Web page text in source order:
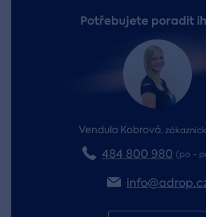
Potřebujete poradit
Vendula Kobrová,
484 800 980 (po -